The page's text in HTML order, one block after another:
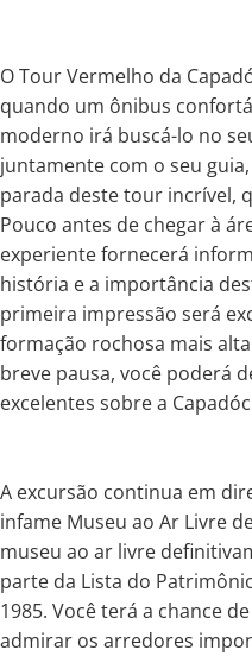
O Tour Vermelho da
quando um ônibus
moderno irá buscá-lo no
juntamente com o seu
parada deste tour incrível,
Pouco antes de chegar à
experiente fornecerá
história e a importância
primeira impressão será
formação rochosa mais
breve pausa, você poderá
excelentes sobre a
A excursão continua em
infame Museu ao Ar Livre
museu ao ar livre
parte da Lista do
1985. Você terá a chance
admirar os arredores